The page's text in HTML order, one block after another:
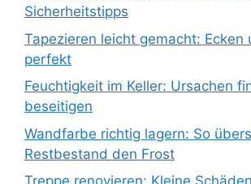
Sicherheitstipps
Tapezieren leicht gemacht: Ecken
perfekt
Feuchtigkeit im Keller: Ursachen
beseitigen
Wandfarbe richtig lagern: So
Restbestand den Frost
Treppe renovieren: Kleine